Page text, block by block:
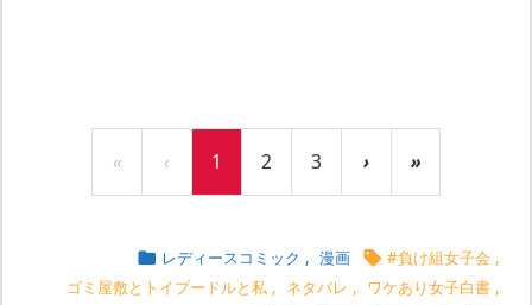
« ‹ 1 2 3 › »
 レディースコミック , 漫画  #負け組女子会 ,
ゴミ屋敷とトイプードルと私 , ネタバレ , ワケあり女子白書 ,